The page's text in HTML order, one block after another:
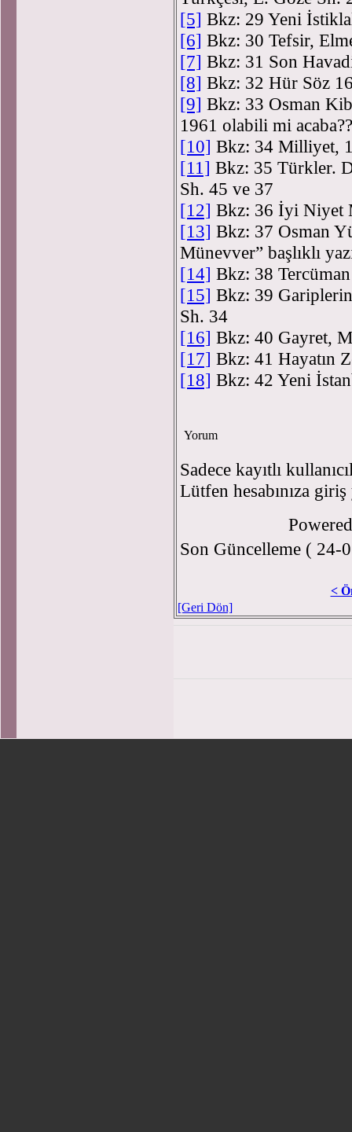
[5] Bkz: 29 Yeni
[6] Bkz: 30 Tefsir,
[7] Bkz: 31 Son
[8] Bkz: 32 Hür Söz
[9] Bkz: 33 Osman
1961 olabili mi
[10] Bkz: 34 Milliyet,
[11] Bkz: 35 Türkler.
Sh. 45 ve 37
[12] Bkz: 36 İyi Niyet
[13] Bkz: 37 Osman
Münevver” başlıklı
[14] Bkz: 38
[15] Bkz: 39
Sh. 34
[16] Bkz: 40 Gayret,
[17] Bkz: 41 Hayatın
[18] Bkz: 42 Yeni
Yorum
Sadece kayıtlı
Lütfen hesabınıza
Son Güncelleme ( 24-
<
[Geri Dön]